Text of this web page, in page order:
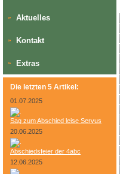
» Aktuelles
» Kontakt
» Extras
Die letzten 5 Artikel:
01.07.2025
Sag zum Abschied leise Servus
20.06.2025
Abschiedsfeier der 4abc
12.06.2025